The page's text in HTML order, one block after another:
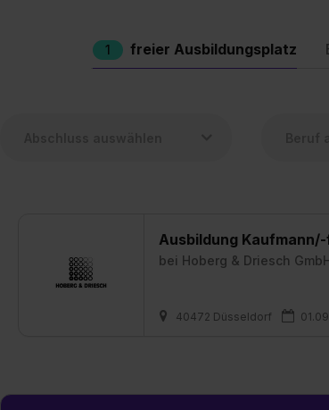
1 freier Ausbildungsplatz
Ausbildung
bei Hoberg & Driesch
40472 Düsseldorf